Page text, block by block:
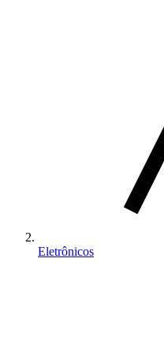
Eletrônicos